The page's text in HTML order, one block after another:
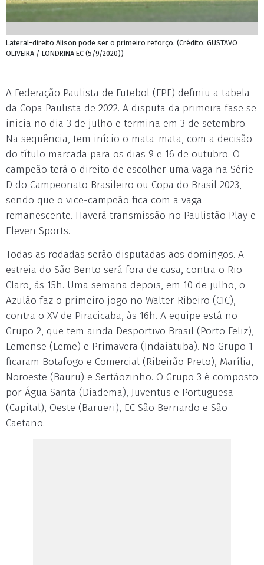
Lateral-direito Alison pode ser o primeiro reforço. (Crédito: GUSTAVO
OLIVEIRA / LONDRINA EC (5/9/2020))
A Federação Paulista de Futebol (FPF) definiu a tabela
da Copa Paulista de 2022. A disputa da primeira fase se
inicia no dia 3 de julho e termina em 3 de setembro.
Na sequência, tem início o mata-mata, com a decisão
do título marcada para os dias 9 e 16 de outubro. O
campeão terá o direito de escolher uma vaga na Série
D do Campeonato Brasileiro ou Copa do Brasil 2023,
sendo que o vice-campeão fica com a vaga
remanescente. Haverá transmissão no Paulistão Play e
Eleven Sports.
Todas as rodadas serão disputadas aos domingos. A
estreia do São Bento será fora de casa, contra o Rio
Claro, às 15h. Uma semana depois, em 10 de julho, o
Azulão faz o primeiro jogo no Walter Ribeiro (CIC),
contra o XV de Piracicaba, às 16h. A equipe está no
Grupo 2, que tem ainda Desportivo Brasil (Porto Feliz),
Lemense (Leme) e Primavera (Indaiatuba). No Grupo 1
ficaram Botafogo e Comercial (Ribeirão Preto), Marília,
Noroeste (Bauru) e Sertãozinho. O Grupo 3 é composto
por Água Santa (Diadema), Juventus e Portuguesa
(Capital), Oeste (Barueri), EC São Bernardo e São
Caetano.